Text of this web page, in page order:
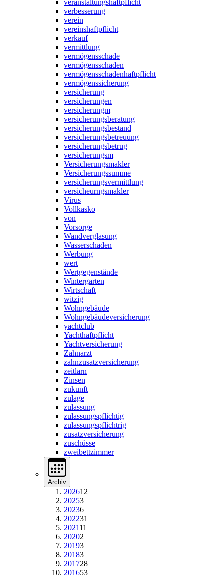
veranstaltungshaftpflicht
verbesserung
verein
vereinshaftpflicht
verkauf
vermittlung
vermögensschade
vermögensschaden
vermögensschadenhaftpflicht
vermögenssicherung
versicherung
versicherungen
versicherungm
versicherungsberatung
versicherungsbestand
versicherungsbetreuung
versicherungsbetrug
versicherungsm
Versicherungsmakler
Versicherungssumme
versicherungsvermittlung
versicheurngsmakler
Virus
Vollkasko
von
Vorsorge
Wandverglasung
Wasserschaden
Werbung
wert
Wertgegenstände
Wintergarten
Wirtschaft
witzig
Wohngebäude
Wohngebäudeversicherung
yachtclub
Yachthaftpflicht
Yachtversicherung
Zahnarzt
zahnzusatzversicherung
zeitlarn
Zinsen
zukunft
zulage
zulassung
zulassungspflichtig
zulassungspflichtrig
zusatzversicherung
zuschüsse
zweibettzimmer
Archiv
202612
20253
20236
202231
202111
20202
20193
20183
201728
201653